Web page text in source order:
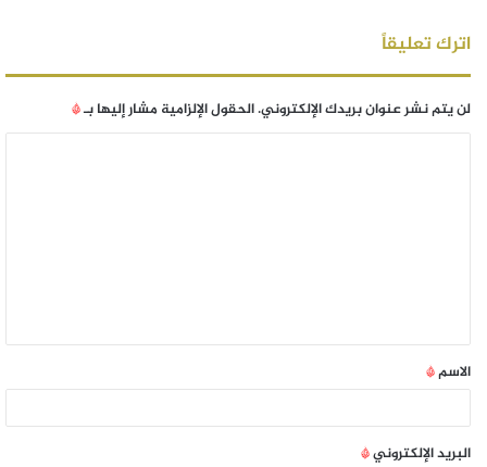
اترك تعليقاً
لن يتم نشر عنوان بريدك الإلكتروني.الحقول الإلزامية مشار إليها بـ*
الاسم*
البريد الإلكتروني*